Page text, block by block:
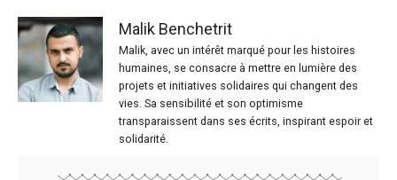
Malik Benchetrit
Malik, avec un intérêt marqué pour les histoires
humaines, se consacre à mettre en lumière des
projets et initiatives solidaires qui changent des
vies. Sa sensibilité et son optimisme
transparaissent dans ses écrits, inspirant espoir et
solidarité.